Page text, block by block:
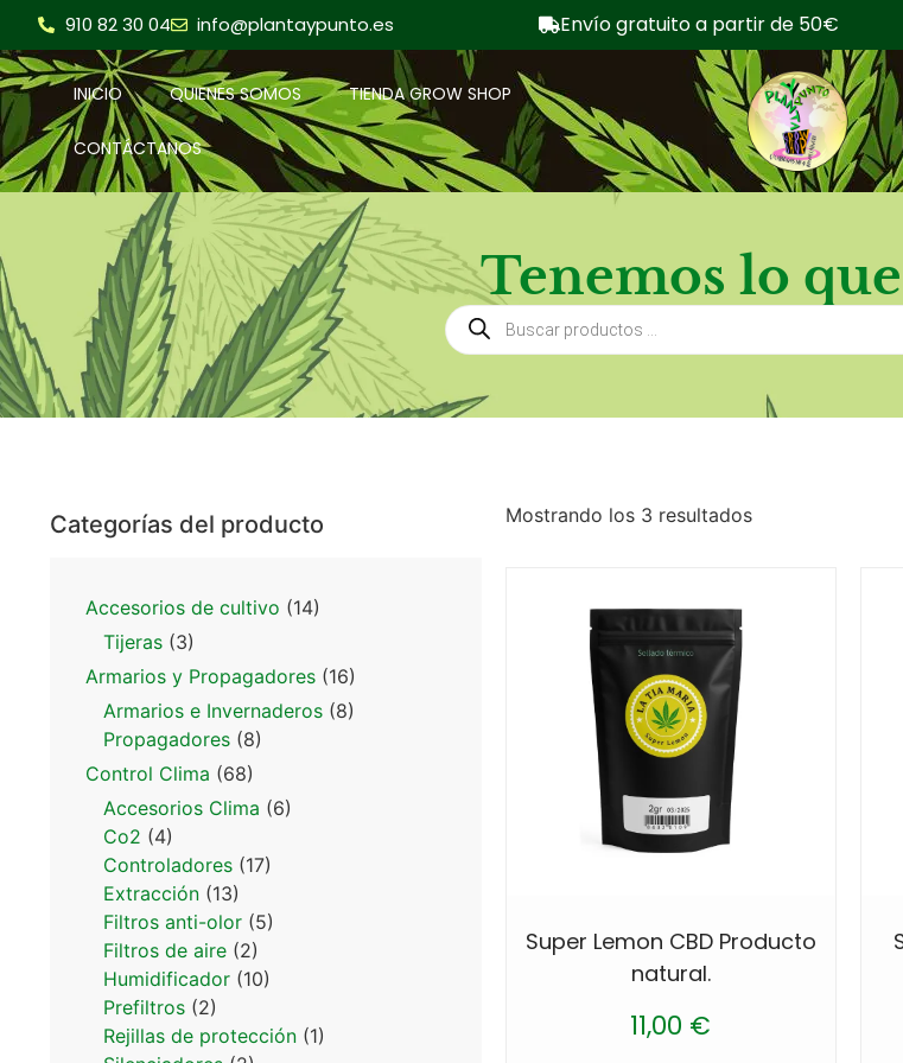
910 82 30 04 info@plantaypunto.es Envío gratuito a partir de 50€
INICIO QUIENES SOMOS TIENDA GROW SHOP
CONTÁCTANOS
Tenemos lo que
Categorías del producto
Accesorios de cultivo (14)
Tijeras (3)
Armarios y Propagadores (16)
Armarios e Invernaderos (8)
Propagadores (8)
Control Clima (68)
Accesorios Clima (6)
Co2 (4)
Controladores (17)
Extracción (13)
Filtros anti-olor (5)
Filtros de aire (2)
Humidificador (10)
Prefiltros (2)
Rejillas de protección (1)
Mostrando los 3 resultados
Super Lemon CBD Producto
natural.
11,00 €